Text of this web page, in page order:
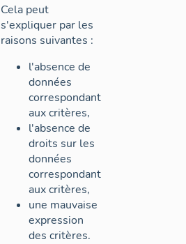
Cela peut
s'expliquer par les
raisons suivantes :
l'absence de
données
correspondant
aux critères,
l'absence de
droits sur les
données
correspondant
aux critères,
une mauvaise
expression
des critères.